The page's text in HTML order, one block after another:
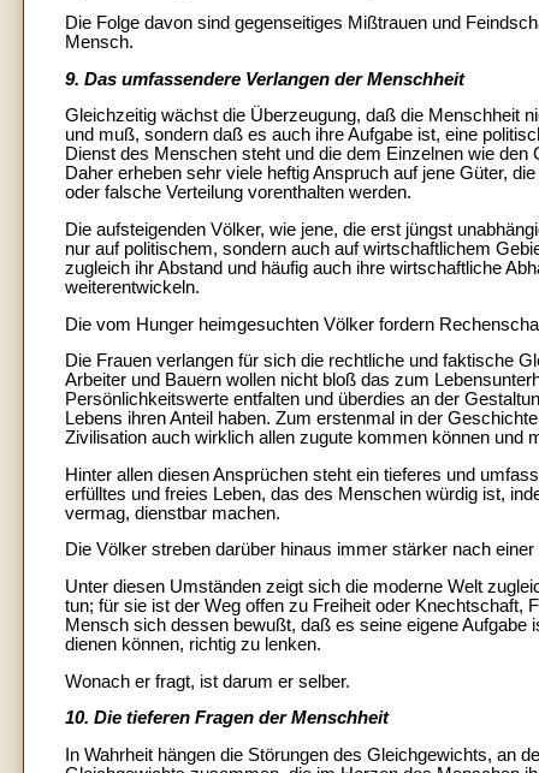
Die Folge davon sind gegenseitiges Mißtrauen und
Mensch.
9. Das umfassendere Verlangen der Menschheit
Gleichzeitig wächst die Überzeugung, daß die Menschheit
und muß, sondern daß es auch ihre Aufgabe ist, eine
Dienst des Menschen steht und die dem Einzelnen wie
Daher erheben sehr viele heftig Anspruch auf jene Güter,
oder falsche Verteilung vorenthalten werden.
Die aufsteigenden Völker, wie jene, die erst jüngst
nur auf politischem, sondern auch auf wirtschaftlichem
zugleich ihr Abstand und häufig auch ihre wirtschaftliche
weiterentwickeln.
Die vom Hunger heimgesuchten Völker fordern
Die Frauen verlangen für sich die rechtliche und faktische
Arbeiter und Bauern wollen nicht bloß das zum
Persönlichkeitswerte entfalten und überdies an der
Lebens ihren Anteil haben. Zum erstenmal in der
Zivilisation auch wirklich allen zugute kommen können und
Hinter allen diesen Ansprüchen steht ein tieferes und
erfülltes und freies Leben, das des Menschen würdig ist,
vermag, dienstbar machen.
Die Völker streben darüber hinaus immer stärker nach
Unter diesen Umständen zeigt sich die moderne Welt
tun; für sie ist der Weg offen zu Freiheit oder
Mensch sich dessen bewußt, daß es seine eigene
dienen können, richtig zu lenken.
Wonach er fragt, ist darum er selber.
10. Die tieferen Fragen der Menschheit
In Wahrheit hängen die Störungen des Gleichgewichts, an